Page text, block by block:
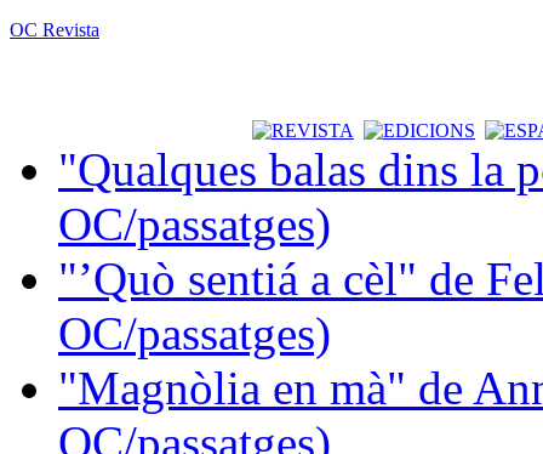
OC Revista
"Qualques balas dins la
OC/passatges)
"’Quò sentiá a cèl" de
OC/passatges)
"Magnòlia en mà" de
OC/passatges)